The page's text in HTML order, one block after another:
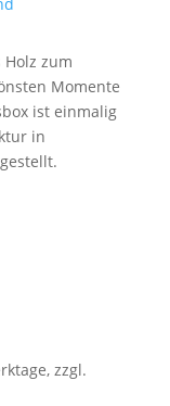
zum
Momente
ist einmalig
in
zzgl.